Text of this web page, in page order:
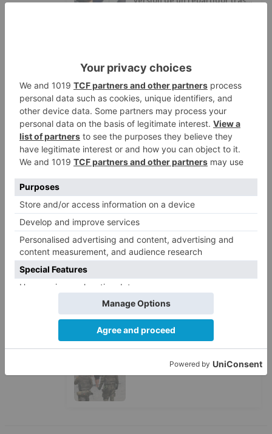
LO ÚLTIMO
1
Felix Gall ganador de la Vuelta a
Burgos 2026
2
San Pablo Burgos incorpora al
3
Esperar al autobús en el HUBU es
un peligro bajo el sol
4
La provincia de Burgos celebra
el día de su patrón
Conferencia Sectorial de
Infancia y pide el retorno de los